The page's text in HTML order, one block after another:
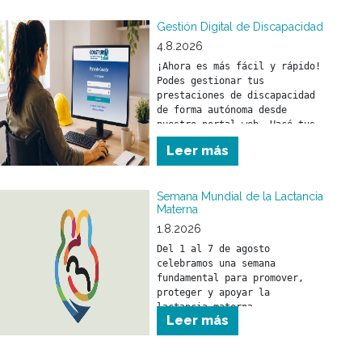
Gestión Digital de Discapacidad
4.8.2026
¡Ahora es más fácil y rápido!
Podes gestionar tus
prestaciones de discapacidad
de forma autónoma desde
nuestro portal web. Hacé tus
trámites en el momento que lo
necesites y sin moverte de tu
casa.
Leer más
Semana Mundial de la Lactancia
Materna
1.8.2026
Del 1 al 7 de agosto
celebramos una semana
fundamental para promover,
proteger y apoyar la
lactancia materna.
Leer más